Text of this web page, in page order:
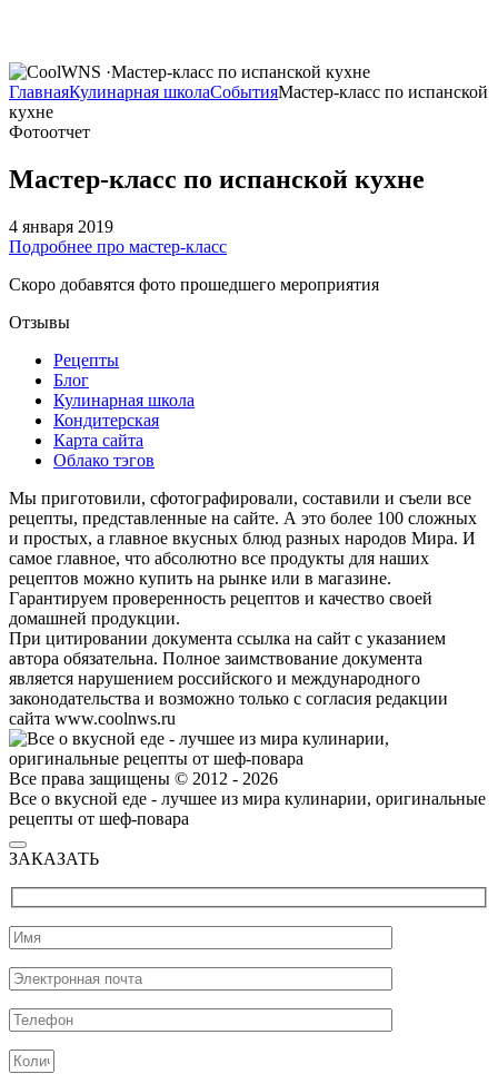
ГлавнаяКулинарная школаСобытияМастер-класс по испанской
кухне
Фотоотчет
Мастер-класс по испанской кухне
4 января 2019
Подробнее про мастер-класс
Скоро добавятся фото прошедшего мероприятия
Отзывы
Рецепты
Блог
Кулинарная школа
Кондитерская
Карта сайта
Облако тэгов
Мы приготовили, сфотографировали, составили и съели все
рецепты, представленные на сайте. А это более 100 сложных
и простых, а главное вкусных блюд разных народов Мира. И
самое главное, что абсолютно все продукты для наших
рецептов можно купить на рынке или в магазине.
Гарантируем проверенность рецептов и качество своей
домашней продукции.
При цитировании документа ссылка на сайт с указанием
автора обязательна. Полное заимствование документа
является нарушением российского и международного
законодательства и возможно только с согласия редакции
сайта www.coolnws.ru
Все права защищены © 2012 - 2026
Все о вкусной еде - лучшее из мира кулинарии, оригинальные
рецепты от шеф-повара
ЗАКАЗАТЬ